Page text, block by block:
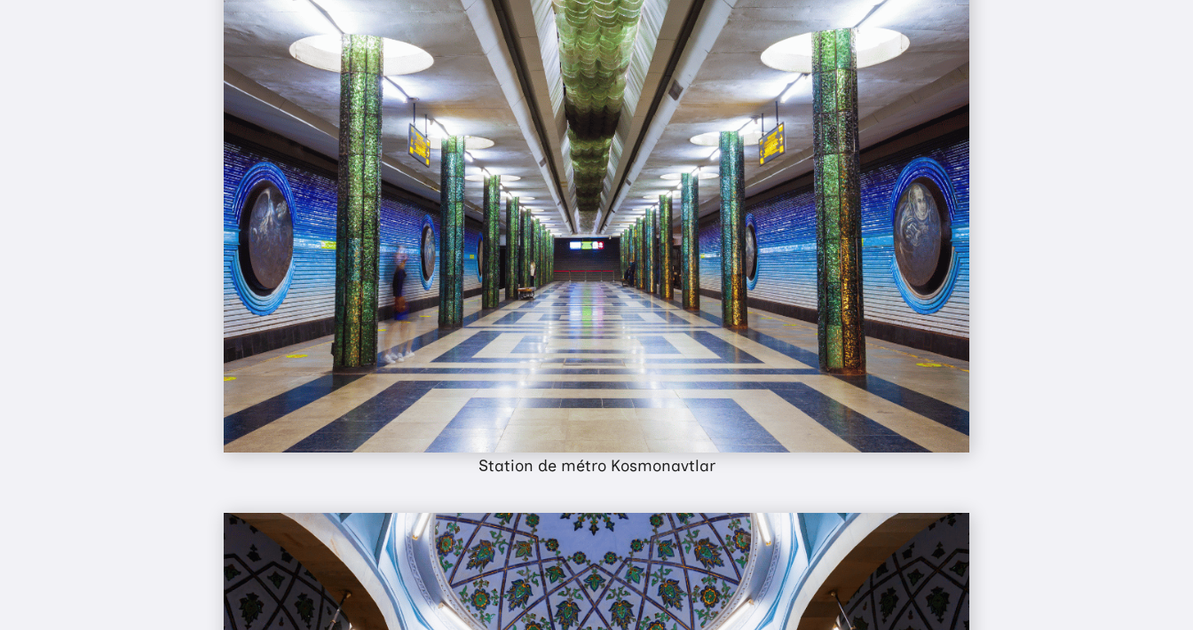
Station de métro Kosmonavtlar